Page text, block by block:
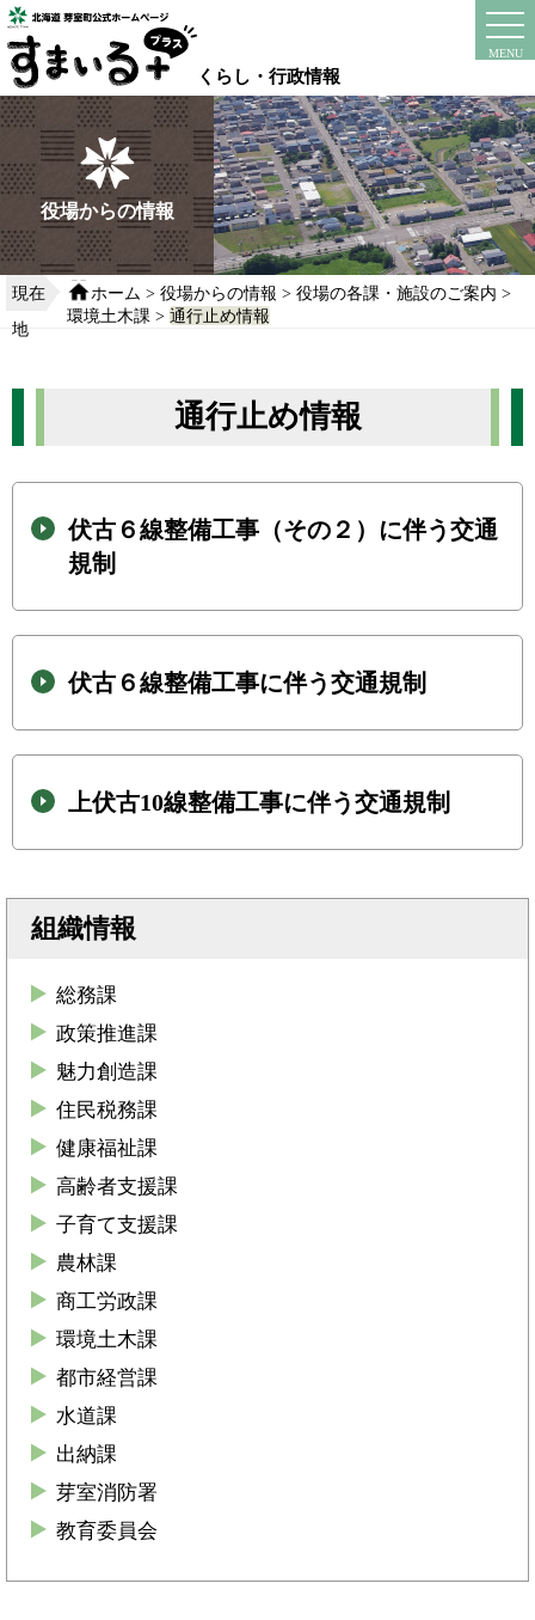
本
文
へ
移
動
る
くらし・行政情報
MENU
instagram
役場からの情報
現在
地
ホーム >役場からの情報 >役場の各課・施設のご案内 >
環境土木課 >通行止め情報
通行止め情報
伏古６線整備工事（その２）に伴う交通
規制
伏古６線整備工事に伴う交通規制
上伏古10線整備工事に伴う交通規制
組織情報
総務課
政策推進課
魅力創造課
住民税務課
健康福祉課
高齢者支援課
子育て支援課
農林課
商工労政課
環境土木課
都市経営課
水道課
出納課
芽室消防署
教育委員会